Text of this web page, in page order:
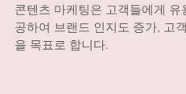
콘텐츠 마케팅은 고객들에게
공하여 브랜드 인지도 증가, 고
을 목표로 합니다.